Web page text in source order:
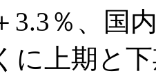
3.3％、国
に上期と